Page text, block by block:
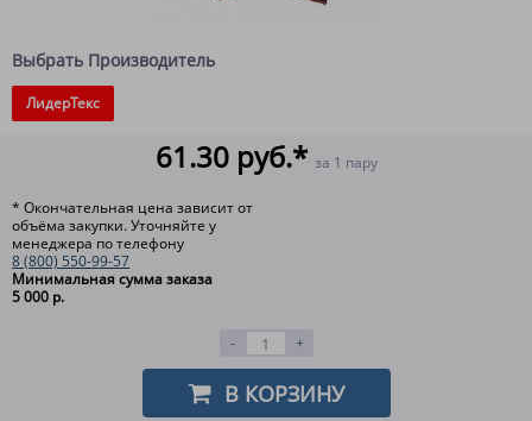
Выбрать Производитель
ЛидерТекс
61.30 руб.* за 1 пару
* Окончательная цена зависит от
объёма закупки. Уточняйте у
менеджера по телефону
8 (800) 550-99-57
Минимальная сумма заказа
5 000 р.
- +
В КОРЗИНУ